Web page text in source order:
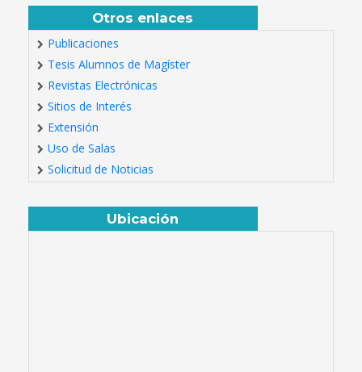
Otros enlaces
Publicaciones
Tesis Alumnos de Magíster
Revistas Electrónicas
Sitios de Interés
Extensión
Uso de Salas
Solicitud de Noticias
Ubicación